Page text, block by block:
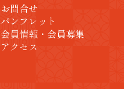
お問合せ
パンフレット
会員情報・会員募集
アクセス